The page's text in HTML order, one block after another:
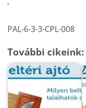
‘
PAL-6-3-3-CPL-008
További cikeink: